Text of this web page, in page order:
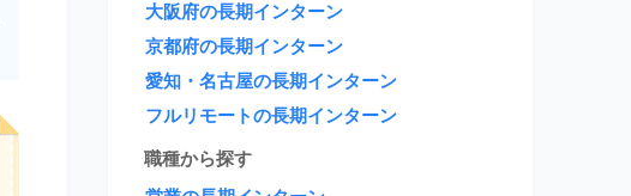
大阪府の長期インターン
京都府の長期インターン
愛知・名古屋の長期インターン
フルリモートの長期インターン
職種から探す